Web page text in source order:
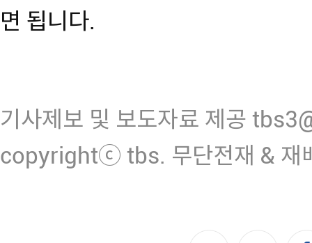
면 됩니다.
기사제보 및 보도자료 제공
copyrightⓒ tbs. 무단전재 & 재